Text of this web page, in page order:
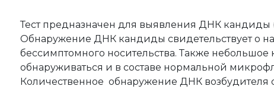
Тест предназначен для выявления ДНК кандиды
Обнаружение ДНК кандиды свидетельствует о
бессимптомного носительства. Также небольшое
обнаруживаться и в составе нормальной
Количественное обнаружение ДНК возбудителя